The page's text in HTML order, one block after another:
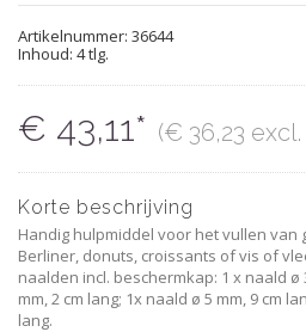
Artikelnummer: 36644
Inhoud: 4 tlg.
€ 43,11* (€ 36,23
Korte beschrijving
Handig hulpmiddel voor het vullen
Berliner, donuts, croissants of vis of
naalden incl. beschermkap: 1 x naald ø
mm, 2 cm lang; 1x naald ø 5 mm, 9 cm
lang.